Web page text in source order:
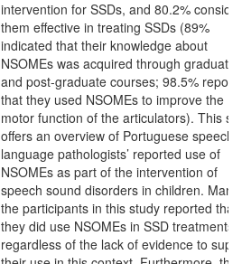
intervention for SSDs, and 80.2%
them effective in treating SSDs (89%
indicated that their knowledge about
NSOMEs was acquired through graduate
and post-graduate courses; 98.5%
that they used NSOMEs to improve the
motor function of the articulators). This
offers an overview of Portuguese speech-
language pathologists’ reported use of
NSOMEs as part of the intervention of
speech sound disorders in children.
the participants in this study reported that
they did use NSOMEs in SSD treatments,
regardless of the lack of evidence to